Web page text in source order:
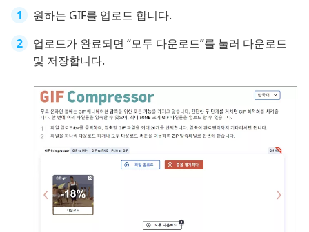
원하는 GIF를 업로드 합니다.
업로드가 완료되면 “모두 다운로드”를 눌러 다운로드
및 저장합니다.